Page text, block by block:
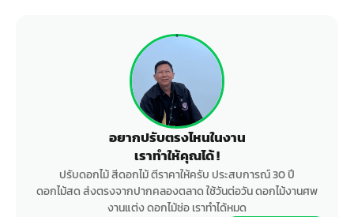
อยากปรับตรงไหนในงาน
เราทำให้คุณได้ !
ปรับดอกไม้ สีดอกไม้ ตีราคาให้ครับ ประสบการณ์ 30 ปี
ดอกไม้สด ส่งตรงจากปากคลองตลาด ใช้วันต่อวัน ดอกไม้งานศพ
งานแต่ง ดอกไม้ช่อ เราทำได้หมด